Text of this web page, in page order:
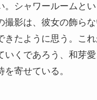
。シャワールームと
撮影は、彼女の飾らな
きたように思う。こ
いくであろう、和芽
寄せている。